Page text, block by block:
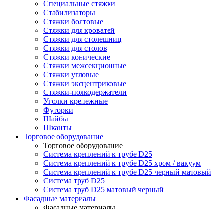
Специальные стяжки
Стабилизаторы
Стяжки болтовые
Стяжки для кроватей
Стяжки для столешниц
Стяжки для столов
Стяжки конические
Стяжки межсекционные
Стяжки угловые
Стяжки эксцентриковые
Стяжки-полкодержатели
Уголки крепежные
Футорки
Шайбы
Шканты
Торговое оборудование
Торговое оборудование
Система креплений к трубе D25
Система креплений к трубе D25 хром / вакуум
Система креплений к трубе D25 черный матовый
Система труб D25
Система труб D25 матовый черный
Фасадные материалы
Фасадные материалы